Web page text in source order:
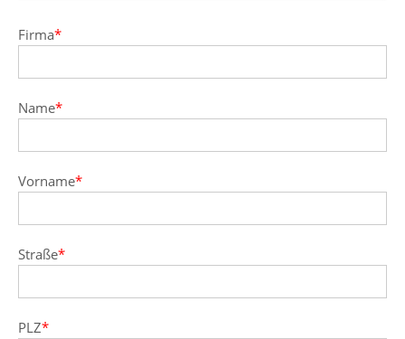
Firma*
Name*
Vorname*
Straße*
PLZ*